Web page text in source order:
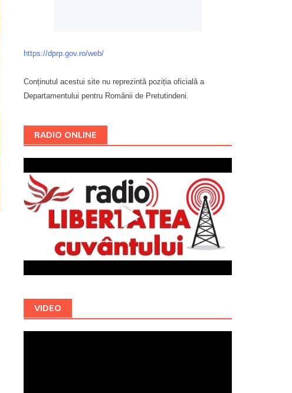
https://dprp.gov.ro/web/
Conținutul acestui site nu reprezintă poziția oficială a
Departamentului pentru Românii de Pretutindeni.
RADIO ONLINE
VIDEO